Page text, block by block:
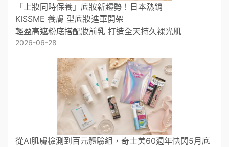
「上妝同時保養」底妝新趨勢！日本熱銷
KISSME 養膚 型底妝進軍開架
輕盈高遮粉底搭配妝前乳 打造全天持久裸光肌
2026-06-28
從AI肌膚檢測到百元體驗組，奇士美60週年快閃5月底